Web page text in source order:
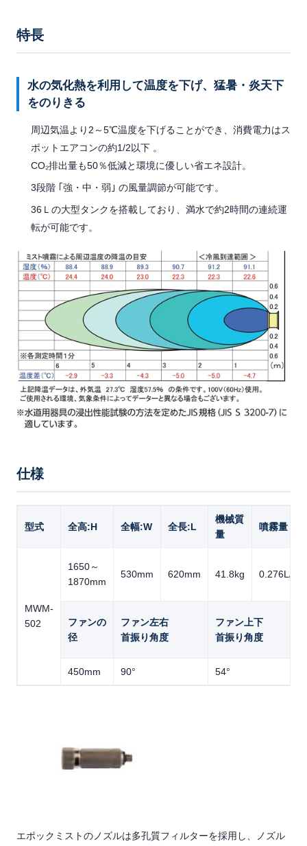
特長
水の気化熱を利用して温度を下げ、猛暑・炎天下
をのりきる
周辺気温より2～5℃温度を下げることができ、消費電力はス
ポットエアコンの約1/2以下 。
CO₂排出量も50％低減と環境に優しい省エネ設計。
3段階 ｢強・中・弱｣ の風量調節が可能です。
36Ｌの大型タンクを搭載しており、満水で約2時間の連続運
転が可能です。
仕様
型式 全高:H 全幅:W 全長:L
機械質
量
噴霧量
MWM-
502
1650～
1870mm
530mm 620mm 41.8kg 0.276L/min
ファンの
径
ファン左右
首振り角度
ファン上下
首振り角度
450mm 90° 54°
エポックミストのノズルは多孔質フィルターを採用し、ノズル